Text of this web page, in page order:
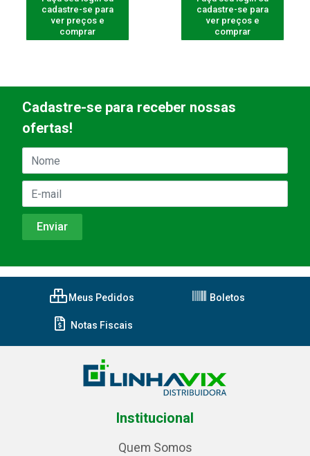
cadastre-se para
ver preços e
comprar
cadastre-se para
ver preços e
comprar
Cadastre-se para receber nossas
ofertas!
Meus Pedidos Boletos
Notas Fiscais
Institucional
Quem Somos